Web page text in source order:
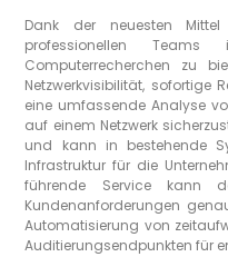
Dank der neuesten
professionellen
Computerrecherchen zu
Netzwerkvisibilität, sofortige
eine umfassende Analyse
auf einem Netzwerk
und kann in bestehende
Infrastruktur für die
führende Service kann
Kundenanforderungen
Automatisierung von
Auditierungsendpunkten für